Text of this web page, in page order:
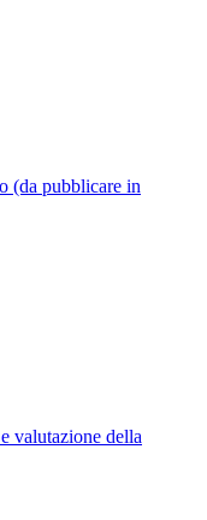
(da pubblicare in
valutazione della